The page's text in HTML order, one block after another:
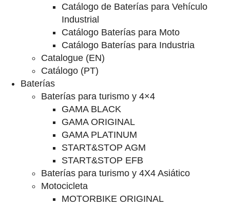
Catálogo de Baterías para Vehículo
Industrial
Catálogo Baterías para Moto
Catálogo Baterías para Industria
Catalogue (EN)
Catálogo (PT)
Baterías
Baterías para turismo y 4×4
GAMA BLACK
GAMA ORIGINAL
GAMA PLATINUM
START&STOP AGM
START&STOP EFB
Baterías para turismo y 4X4 Asiático
Motocicleta
MOTORBIKE ORIGINAL